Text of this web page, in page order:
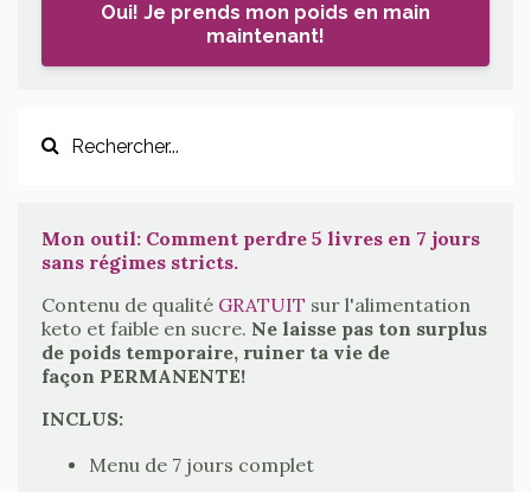
Oui! Je prends mon poids en main
maintenant!
Mon outil: Comment perdre 5 livres en 7 jours
sans régimes stricts.
Contenu de qualité GRATUIT sur l'alimentation
keto et faible en sucre. Ne laisse pas ton surplus
de poids temporaire, ruiner ta vie de
façon PERMANENTE!
INCLUS:
Menu de 7 jours complet